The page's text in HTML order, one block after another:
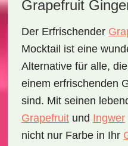
Grapefruit
Der Erfrischender
Mocktail ist eine
Alternative für alle,
einem erfrischenden
sind. Mit seinen
Grapefruitund Ingwer
nicht nur Farbe in Ihr